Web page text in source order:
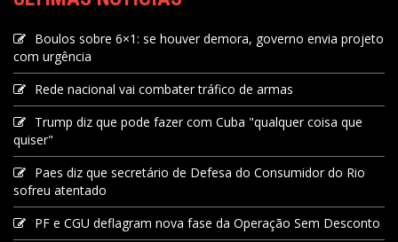
Boulos sobre 6×1: se houver demora, governo envia projeto
com urgência
Rede nacional vai combater tráfico de armas
Trump diz que pode fazer com Cuba "qualquer coisa que
quiser"
Paes diz que secretário de Defesa do Consumidor do Rio
sofreu atentado
PF e CGU deflagram nova fase da Operação Sem Desconto